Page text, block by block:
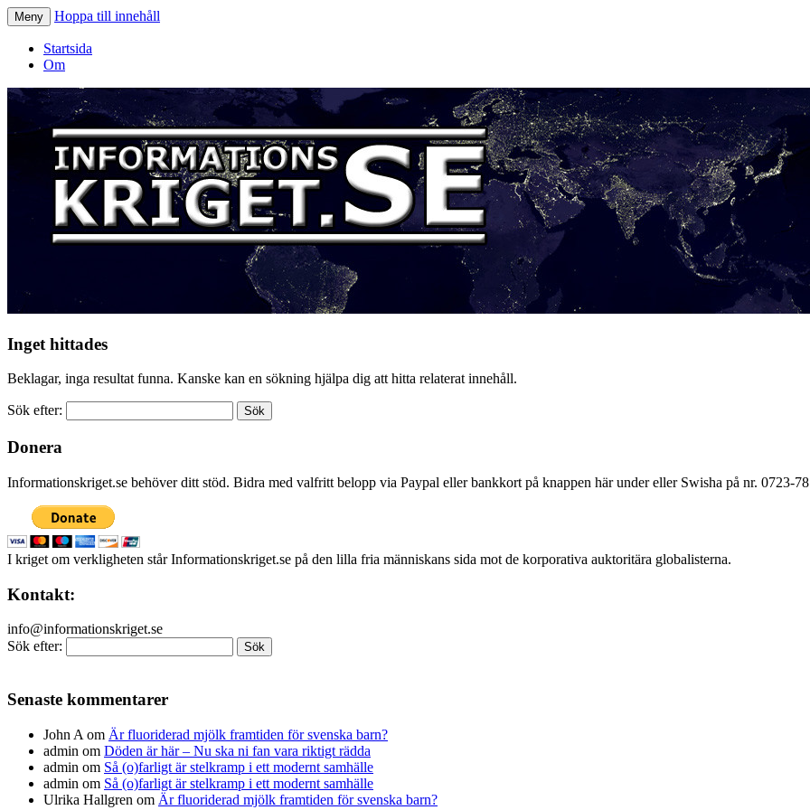
Informationskriget.se
Meny Hoppa till innehåll
Startsida
Om
Inget hittades
Beklagar, inga resultat funna. Kanske kan en sökning hjälpa dig att hitta relaterat innehåll.
Sök efter:
Donera
Informationskriget.se behöver ditt stöd. Bidra med valfritt belopp via Paypal eller bankkort på knappen här under eller Swisha på nr. 0723-
I kriget om verkligheten står Informationskriget.se på den lilla fria människans sida mot de korporativa auktoritära globalisterna.
Kontakt:
info@informationskriget.se
Sök efter:
Senaste kommentarer
John A om Är fluoriderad mjölk framtiden för svenska barn?
admin om Döden är här – Nu ska ni fan vara riktigt rädda
admin om Så (o)farligt är stelkramp i ett modernt samhälle
admin om Så (o)farligt är stelkramp i ett modernt samhälle
Ulrika Hallgren om Är fluoriderad mjölk framtiden för svenska barn?